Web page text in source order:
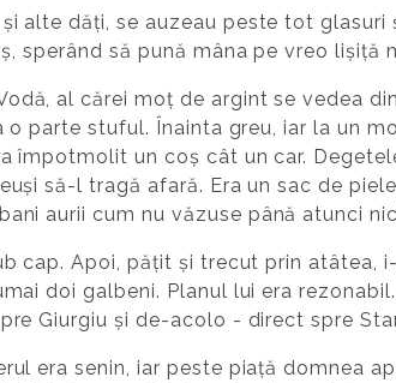
alte dăți, se auzeau peste tot
sperând să pună mâna pe vreo lișiță
al cărei moț de argint se vedea
o parte stuful. Înainta greu, iar la un
împotmolit un coș cât un car.
să-l tragă afară. Era un sac de
aurii cum nu văzuse până atunci
cap. Apoi, pățit și trecut prin atâtea,
doi galbeni. Planul lui era
Giurgiu și de-acolo - direct spre
era senin, iar peste piață domnea